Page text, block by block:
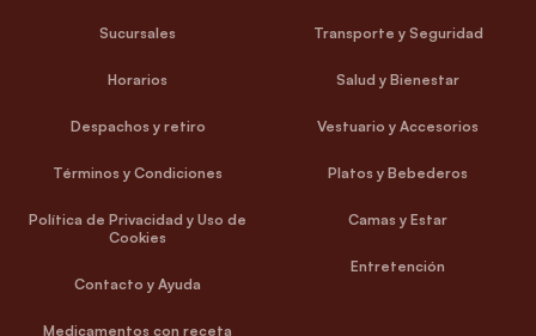
Sucursales
Horarios
Despachos y retiro
Términos y Condiciones
Política de Privacidad y Uso de
Cookies
Contacto y Ayuda
Medicamentos con receta
Transporte y Seguridad
Salud y Bienestar
Vestuario y Accesorios
Platos y Bebederos
Camas y Estar
Entretención